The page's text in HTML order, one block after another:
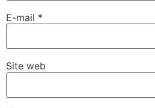
E-mail *
Site web